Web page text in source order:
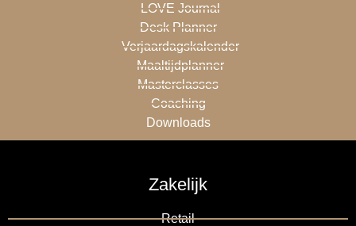
LOVE Journal
Desk Planner
Verjaardagskalender
Maaltijdplanner
Masterclasses
Coaching
Downloads
Zakelijk
Retail